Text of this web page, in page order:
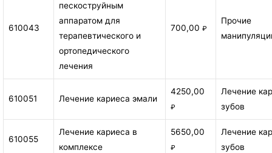
610043
пескоструйным
аппаратом для
терапевтического и
ортопедического
лечения
700,00 ₽
Прочие
610051 Лечение кариеса эмали
4250,00
₽
Лечение
зубов
610055
Лечение кариеса в
комплексе
5650,00
₽
Лечение
зубов